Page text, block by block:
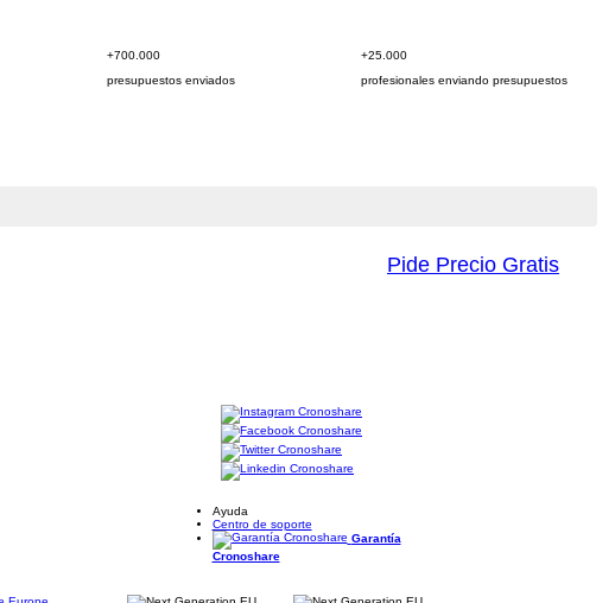
+700.000
presupuestos enviados
+25.000
profesionales enviando presupuestos
Pide Precio Gratis
Ayuda
Centro de soporte
Garantía
Cronoshare